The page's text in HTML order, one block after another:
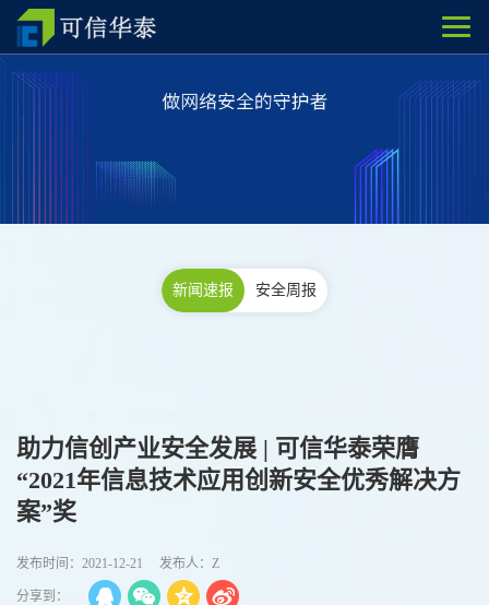
新闻速报 安全周报
助力信创产业安全发展 | 可信华泰荣膺
“2021年信息技术应用创新安全优秀解决方
案”奖
发布时间：2021-12-21 发布人：Z
分享到：